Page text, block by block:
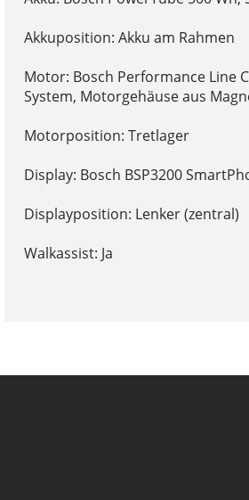
Akkuposition: Akku am Rahmen
Motor: Bosch Performance Line
System, Motorgehäuse aus
Motorposition: Tretlager
Display: Bosch BSP3200
Displayposition: Lenker (zentral)
Walkassist: Ja